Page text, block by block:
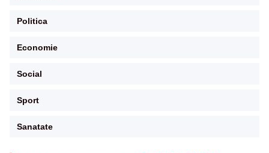
Politica
Economie
Social
Sport
Sanatate